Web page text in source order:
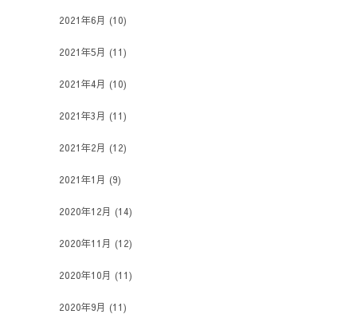
2021年6月 (10)
2021年5月 (11)
2021年4月 (10)
2021年3月 (11)
2021年2月 (12)
2021年1月 (9)
2020年12月 (14)
2020年11月 (12)
2020年10月 (11)
2020年9月 (11)